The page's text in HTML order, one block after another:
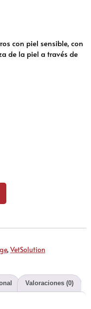
con piel sensible, con
de la piel a través de
, VetSolution
Valoraciones (0)